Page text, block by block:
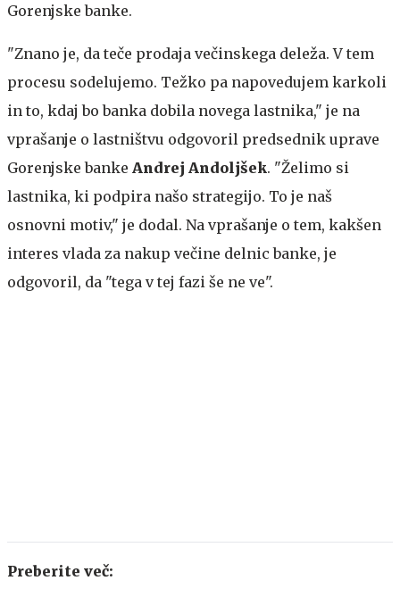
Gorenjske banke.
"Znano je, da teče prodaja večinskega deleža. V tem
procesu sodelujemo. Težko pa napovedujem karkoli
in to, kdaj bo banka dobila novega lastnika," je na
vprašanje o lastništvu odgovoril predsednik uprave
Gorenjske banke Andrej Andoljšek. "Želimo si
lastnika, ki podpira našo strategijo. To je naš
osnovni motiv," je dodal. Na vprašanje o tem, kakšen
interes vlada za nakup večine delnic banke, je
odgovoril, da "tega v tej fazi še ne ve".
Preberite več: